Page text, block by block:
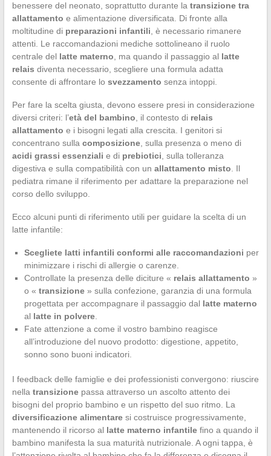
benessere del neonato, soprattutto durante la transizione tra
allattamento e alimentazione diversificata. Di fronte alla
moltitudine di preparazioni infantili , è necessario rimanere
attenti. Le raccomandazioni mediche sottolineano il ruolo
centrale del latte materno , ma quando il passaggio al latte
relais diventa necessario, scegliere una formula adatta
consente di affrontare lo svezzamento senza intoppi.
Per fare la scelta giusta, devono essere presi in considerazione
diversi criteri: l’età del bambino , il contesto di relais
allattamento e i bisogni legati alla crescita. I genitori si
concentrano sulla composizione, sulla presenza o meno di
acidi grassi essenziali e di prebiotici , sulla tolleranza
digestiva e sulla compatibilità con un allattamento misto . Il
pediatra rimane il riferimento per adattare la preparazione nel
corso dello sviluppo.
Ecco alcuni punti di riferimento utili per guidare la scelta di un
latte infantile:
Scegliete latti infantili conformi alle raccomandazioni per
minimizzare i rischi di allergie o carenze.
Controllate la presenza delle diciture « relais allattamento »
o « transizione» sulla confezione, garanzia di una formula
progettata per accompagnare il passaggio dal latte materno
al latte in polvere.
Fate attenzione a come il vostro bambino reagisce
all’introduzione del nuovo prodotto: digestione, appetito,
sonno sono buoni indicatori.
I feedback delle famiglie e dei professionisti convergono: riuscire
nella transizionepassa attraverso un ascolto attento dei
bisogni del proprio bambino e un rispetto del suo ritmo. La
diversificazione alimentaresi costruisce progressivamente,
mantenendo il ricorso al latte materno infantilefino a quando il
bambino manifesta la sua maturità nutrizionale. A ogni tappa, è